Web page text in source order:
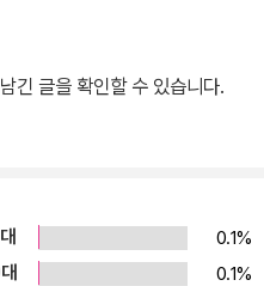
긴 글을 확인할 수 있습니다.
0.1%
0.1%